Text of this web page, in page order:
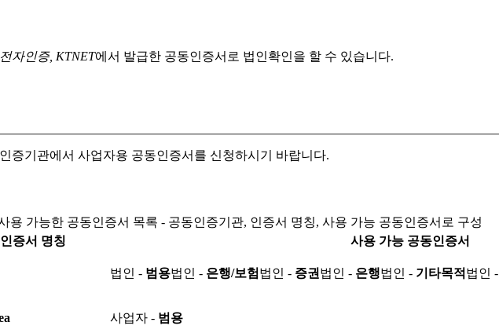
자인증, KTNET에서 발급한 공동인증서로 법인확인을 할 수 있습니다.
증기관에서 사업자용 공동인증서를 신청하시기 바랍니다.
용 가능한 공동인증서 목록 - 공동인증기관, 인증서 명칭, 사용 가능 공동인증서로 구성
인증서 명칭 사용 가능 공동인증서
법인 - 범용법인 - 은행/보험 법인 - 증권 법인 - 은행법인 - 기타목적 법인 -
사업자 - 범용